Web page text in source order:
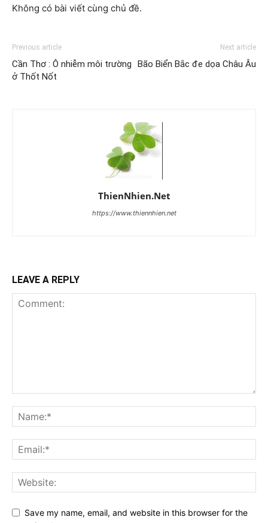
Không có bài viết cùng chủ đề.
Previous article
Cần Thơ : Ô nhiễm môi trường
ở Thốt Nốt
Next article
Bão Biển Bắc đe dọa Châu Âu
ThienNhien.Net
https://www.thiennhien.net
LEAVE A REPLY
Save my name, email, and website in this browser for the